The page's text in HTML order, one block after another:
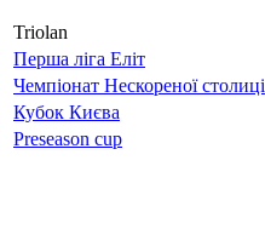
Triolan
Перша ліга Еліт
Чемпіонат Нескореної столиці
Кубок Києва
Preseason cup